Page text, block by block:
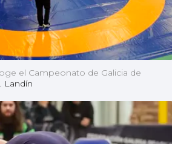
el Campeonato de Galicia de
Landín